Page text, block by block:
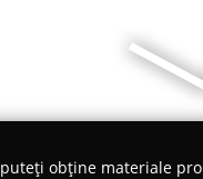
obține materiale